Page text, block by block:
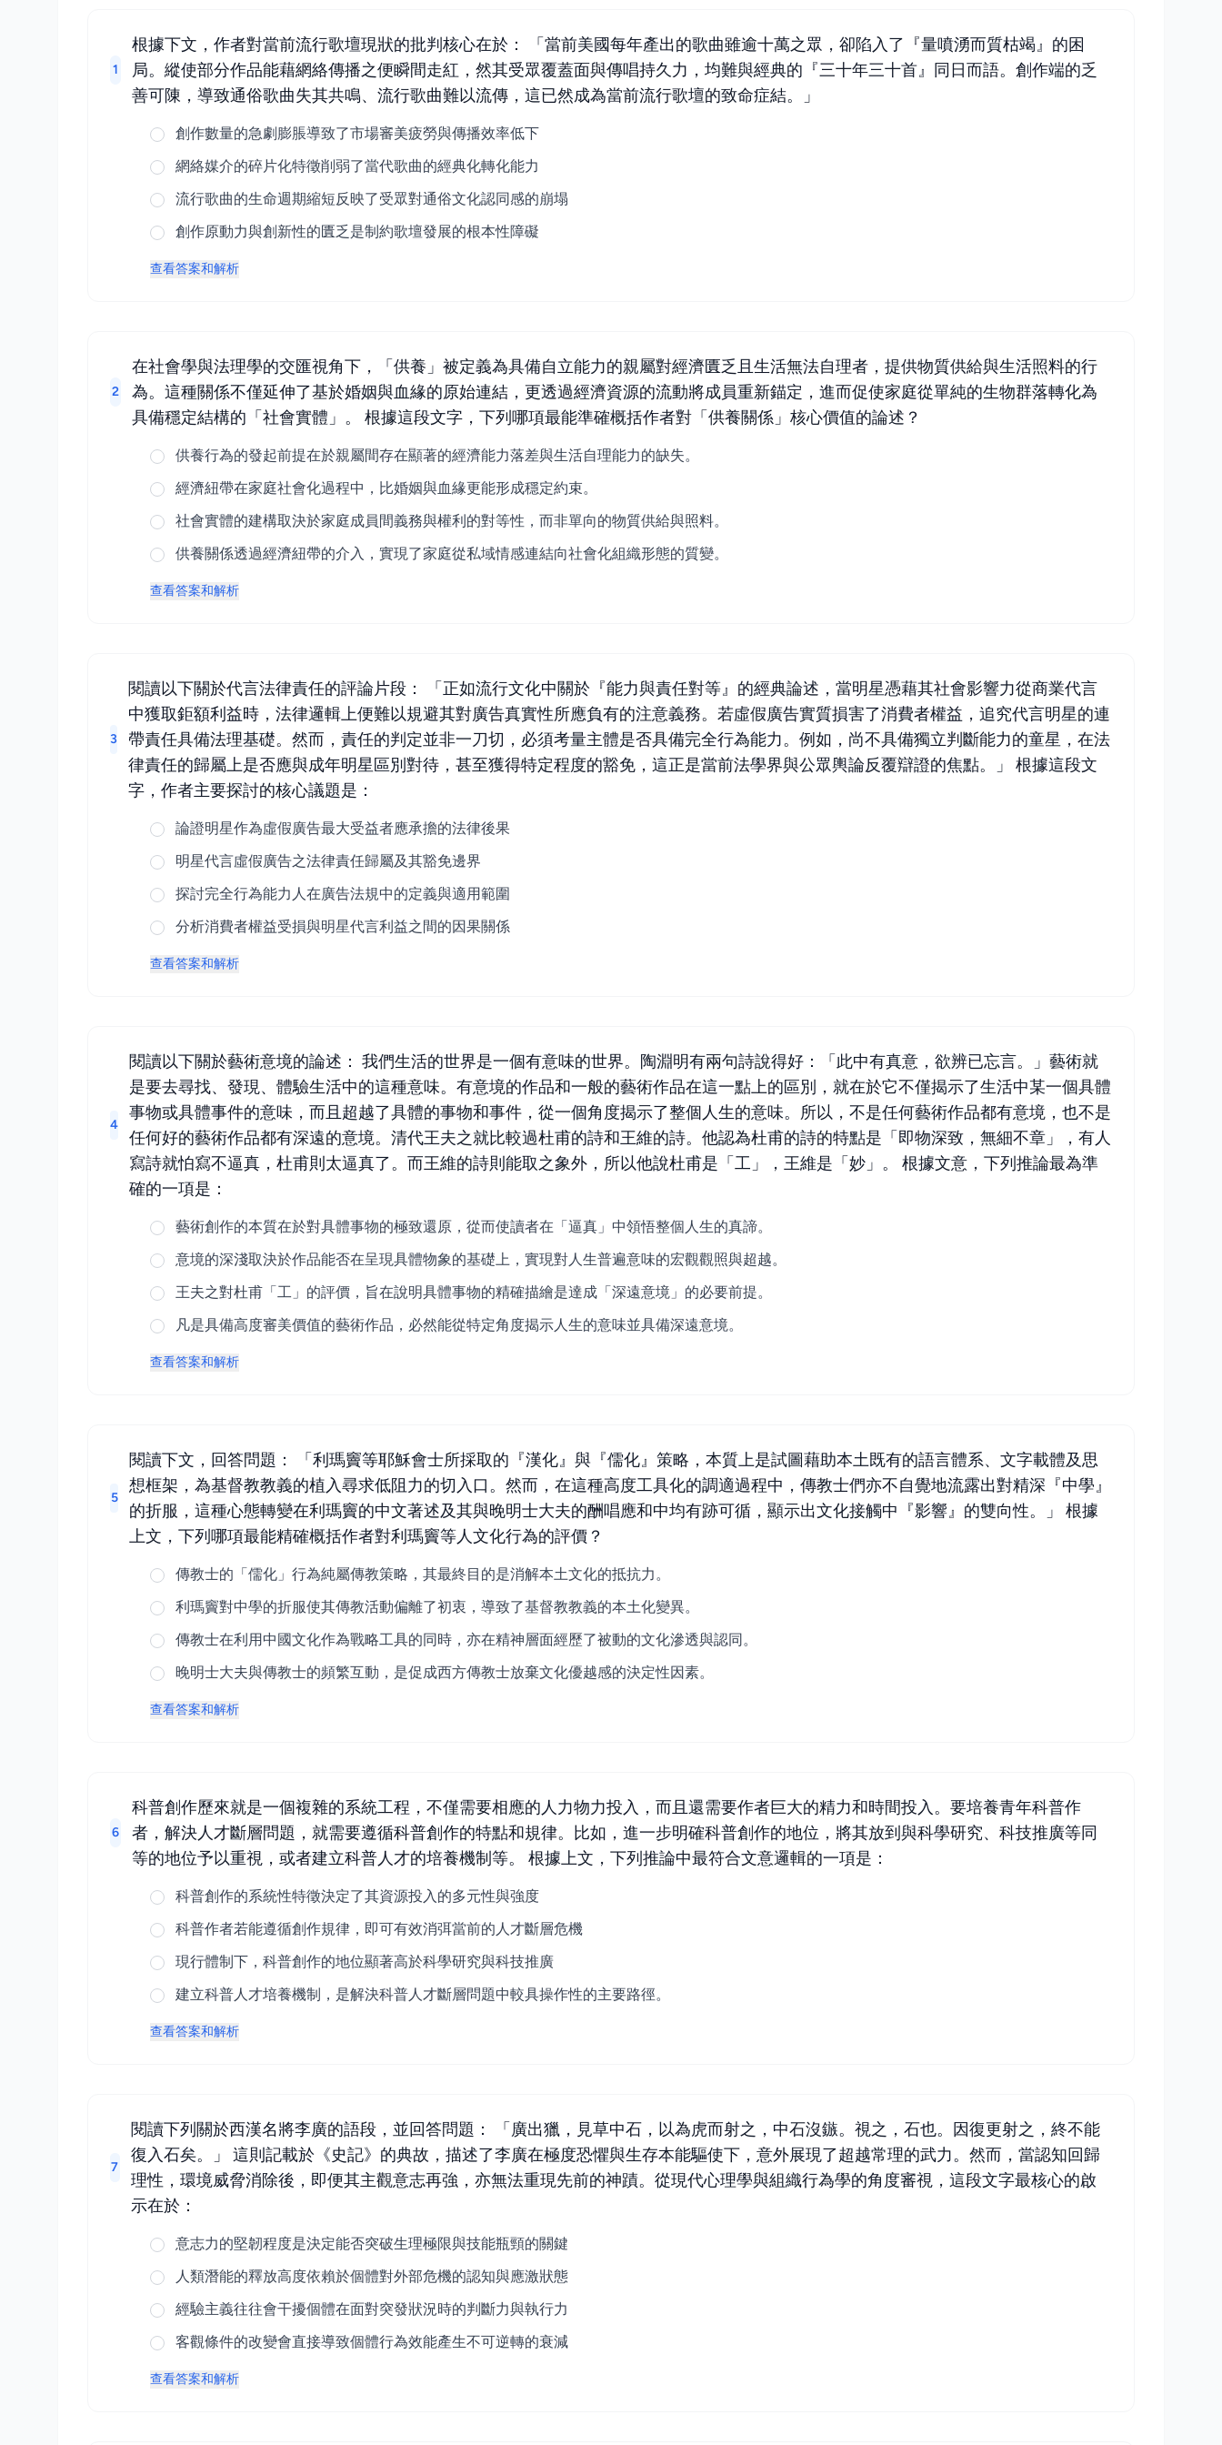
1
根據下文，作者對當前流行歌壇現狀的批判核心在於： 「當前美國每年產出的歌曲雖逾十萬之眾，卻陷入了『量噴湧而質枯竭』的困
局。縱使部分作品能藉網絡傳播之便瞬間走紅，然其受眾覆蓋面與傳唱持久力，均難與經典的『三十年三十首』同日而語。創作端的乏
善可陳，導致通俗歌曲失其共鳴、流行歌曲難以流傳，這已然成為當前流行歌壇的致命症結。」
創作數量的急劇膨脹導致了市場審美疲勞與傳播效率低下
網絡媒介的碎片化特徵削弱了當代歌曲的經典化轉化能力
流行歌曲的生命週期縮短反映了受眾對通俗文化認同感的崩塌
創作原動力與創新性的匱乏是制約歌壇發展的根本性障礙
查看答案和解析
2
在社會學與法理學的交匯視角下，「供養」被定義為具備自立能力的親屬對經濟匱乏且生活無法自理者，提供物質供給與生活照料的行
為。這種關係不僅延伸了基於婚姻與血緣的原始連結，更透過經濟資源的流動將成員重新錨定，進而促使家庭從單純的生物群落轉化為
具備穩定結構的「社會實體」。 根據這段文字，下列哪項最能準確概括作者對「供養關係」核心價值的論述？
供養行為的發起前提在於親屬間存在顯著的經濟能力落差與生活自理能力的缺失。
經濟紐帶在家庭社會化過程中，比婚姻與血緣更能形成穩定約束。
社會實體的建構取決於家庭成員間義務與權利的對等性，而非單向的物質供給與照料。
供養關係透過經濟紐帶的介入，實現了家庭從私域情感連結向社會化組織形態的質變。
查看答案和解析
3
閱讀以下關於代言法律責任的評論片段： 「正如流行文化中關於『能力與責任對等』的經典論述，當明星憑藉其社會影響力從商業代言
中獲取鉅額利益時，法律邏輯上便難以規避其對廣告真實性所應負有的注意義務。若虛假廣告實質損害了消費者權益，追究代言明星的連
帶責任具備法理基礎。然而，責任的判定並非一刀切，必須考量主體是否具備完全行為能力。例如，尚不具備獨立判斷能力的童星，在法
律責任的歸屬上是否應與成年明星區別對待，甚至獲得特定程度的豁免，這正是當前法學界與公眾輿論反覆辯證的焦點。」 根據這段文
字，作者主要探討的核心議題是：
論證明星作為虛假廣告最大受益者應承擔的法律後果
明星代言虛假廣告之法律責任歸屬及其豁免邊界
探討完全行為能力人在廣告法規中的定義與適用範圍
分析消費者權益受損與明星代言利益之間的因果關係
查看答案和解析
4
閱讀以下關於藝術意境的論述： 我們生活的世界是一個有意味的世界。陶淵明有兩句詩說得好：「此中有真意，欲辨已忘言。」藝術就
是要去尋找、發現、體驗生活中的這種意味。有意境的作品和一般的藝術作品在這一點上的區別，就在於它不僅揭示了生活中某一個具體
事物或具體事件的意味，而且超越了具體的事物和事件，從一個角度揭示了整個人生的意味。所以，不是任何藝術作品都有意境，也不是
任何好的藝術作品都有深遠的意境。清代王夫之就比較過杜甫的詩和王維的詩。他認為杜甫的詩的特點是「即物深致，無細不章」，有人
寫詩就怕寫不逼真，杜甫則太逼真了。而王維的詩則能取之象外，所以他說杜甫是「工」，王維是「妙」。 根據文意，下列推論最為準
確的一項是：
藝術創作的本質在於對具體事物的極致還原，從而使讀者在「逼真」中領悟整個人生的真諦。
意境的深淺取決於作品能否在呈現具體物象的基礎上，實現對人生普遍意味的宏觀觀照與超越。
王夫之對杜甫「工」的評價，旨在說明具體事物的精確描繪是達成「深遠意境」的必要前提。
凡是具備高度審美價值的藝術作品，必然能從特定角度揭示人生的意味並具備深遠意境。
查看答案和解析
5
閱讀下文，回答問題： 「利瑪竇等耶穌會士所採取的『漢化』與『儒化』策略，本質上是試圖藉助本土既有的語言體系、文字載體及思
想框架，為基督教教義的植入尋求低阻力的切入口。然而，在這種高度工具化的調適過程中，傳教士們亦不自覺地流露出對精深『中學』
的折服，這種心態轉變在利瑪竇的中文著述及其與晚明士大夫的酬唱應和中均有跡可循，顯示出文化接觸中『影響』的雙向性。」 根據
上文，下列哪項最能精確概括作者對利瑪竇等人文化行為的評價？
傳教士的「儒化」行為純屬傳教策略，其最終目的是消解本土文化的抵抗力。
利瑪竇對中學的折服使其傳教活動偏離了初衷，導致了基督教教義的本土化變異。
傳教士在利用中國文化作為戰略工具的同時，亦在精神層面經歷了被動的文化滲透與認同。
晚明士大夫與傳教士的頻繁互動，是促成西方傳教士放棄文化優越感的決定性因素。
查看答案和解析
6
科普創作歷來就是一個複雜的系統工程，不僅需要相應的人力物力投入，而且還需要作者巨大的精力和時間投入。要培養青年科普作
者，解決人才斷層問題，就需要遵循科普創作的特點和規律。比如，進一步明確科普創作的地位，將其放到與科學研究、科技推廣等同
等的地位予以重視，或者建立科普人才的培養機制等。 根據上文，下列推論中最符合文意邏輯的一項是：
科普創作的系統性特徵決定了其資源投入的多元性與強度
科普作者若能遵循創作規律，即可有效消弭當前的人才斷層危機
現行體制下，科普創作的地位顯著高於科學研究與科技推廣
建立科普人才培養機制，是解決科普人才斷層問題中較具操作性的主要路徑。
查看答案和解析
7
閱讀下列關於西漢名將李廣的語段，並回答問題： 「廣出獵，見草中石，以為虎而射之，中石沒鏃。視之，石也。因復更射之，終不能
復入石矣。」 這則記載於《史記》的典故，描述了李廣在極度恐懼與生存本能驅使下，意外展現了超越常理的武力。然而，當認知回歸
理性，環境威脅消除後，即便其主觀意志再強，亦無法重現先前的神蹟。從現代心理學與組織行為學的角度審視，這段文字最核心的啟
示在於：
意志力的堅韌程度是決定能否突破生理極限與技能瓶頸的關鍵
人類潛能的釋放高度依賴於個體對外部危機的認知與應激狀態
經驗主義往往會干擾個體在面對突發狀況時的判斷力與執行力
客觀條件的改變會直接導致個體行為效能產生不可逆轉的衰減
查看答案和解析